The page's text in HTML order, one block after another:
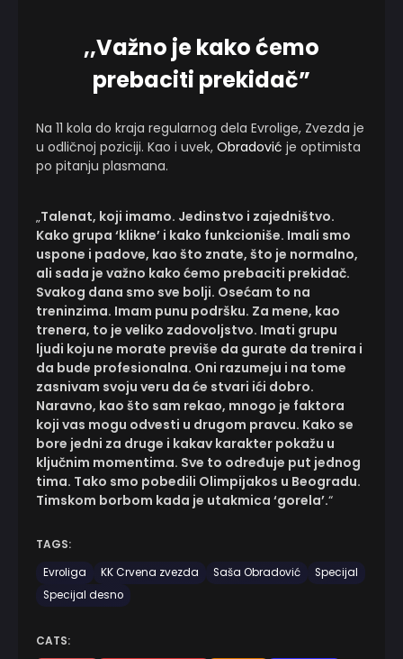
,,Važno je kako ćemo
prebaciti prekidač”
Na 11 kola do kraja regularnog dela Evrolige, Zvezda je
u odličnoj poziciji. Kao i uvek, Obradović je optimista
po pitanju plasmana.
„Talenat, koji imamo. Jedinstvo i zajedništvo.
Kako grupa ‘klikne’ i kako funkcioniše. Imali smo
uspone i padove, kao što znate, što je normalno,
ali sada je važno kako ćemo prebaciti prekidač.
Svakog dana smo sve bolji. Osećam to na
treninzima. Imam punu podršku. Za mene, kao
trenera, to je veliko zadovoljstvo. Imati grupu
ljudi koju ne morate previše da gurate da trenira i
da bude profesionalna. Oni razumeju i na tome
zasnivam svoju veru da će stvari ići dobro.
Naravno, kao što sam rekao, mnogo je faktora
koji vas mogu odvesti u drugom pravcu. Kako se
bore jedni za druge i kakav karakter pokažu u
ključnim momentima. Sve to određuje put jednog
tima. Tako smo pobedili Olimpijakos u Beogradu.
Timskom borbom kada je utakmica ‘gorela’.“
TAGS:
Evroliga
KK Crvena zvezda Saša Obradović
Specijal
Specijal desno
CATS: